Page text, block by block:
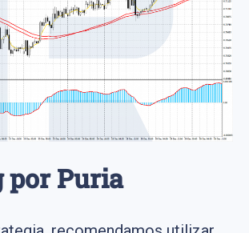
por Puria